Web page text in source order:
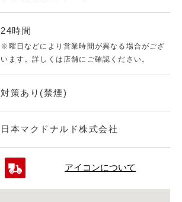
24時間
※曜日などにより営業時間が異なる場合がござ
います。詳しくは店舗にご確認ください。
対策あり(禁煙)
日本マクドナルド株式会社
アイコンについて